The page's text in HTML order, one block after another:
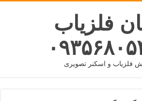
فلزیاب
فلزیاب و اسکنر تصویری